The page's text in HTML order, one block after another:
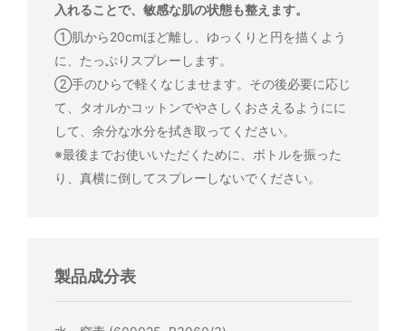
入れることで、敏感な肌の状態も整えます。
①肌から20cmほど離し、ゆっくりと円を描くよう
に、たっぷりスプレーします。
②手のひらで軽くなじませます。その後必要に応じ
て、タオルかコットンでやさしくおさえるようにに
して、余分な水分を拭き取ってください。
※最後までお使いいただくために、ボトルを振った
り、真横に倒してスプレーしないでください。
製品成分表